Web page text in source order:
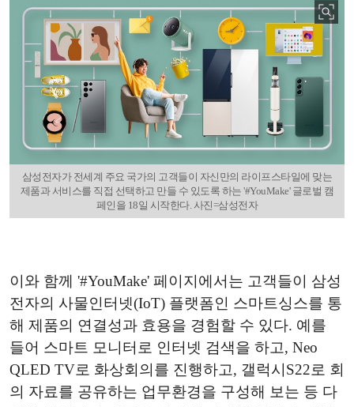
삼성전자가 전세계 주요 국가의 고객들이 자신만의 라이프스타일에 맞는
제품과 서비스를 직접 선택하고 만들 수 있도록 하는 '#YouMake' 글로벌 캠
페인을 18일 시작한다. 사진=삼성전자
이와 함께 '#YouMake' 페이지에서는 고객들이 삼성
전자의 사물인터넷(IoT) 플랫폼인 스마트싱스를 통
해 제품의 연결성과 효용을 경험할 수 있다. 예를
들어 스마트 모니터로 인터넷 검색을 하고, Neo
QLED TV로 화상회의를 진행하고, 갤럭시S22로 회
의 자료를 공유하는 업무환경을 구성해 보는 등 다